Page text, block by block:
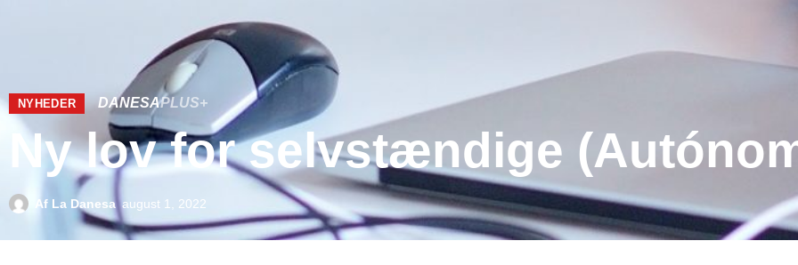
NYHEDER DANESAPLUS+
Ny lov for selvstændige
Af La Danesa august 1, 2022